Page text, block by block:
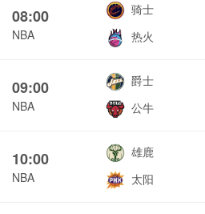
08:00
NBA
骑士
热火
09:00
NBA
爵士
公牛
10:00
NBA
雄鹿
太阳